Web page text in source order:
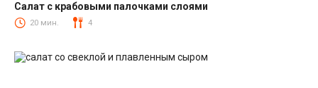
Салаты с крабовыми палочками
Салат с крабовыми палочками слоями
20 мин. 4